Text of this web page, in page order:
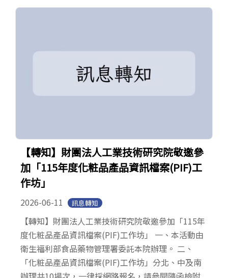
【轉知】財團法人工業技術研究院敬邀參
加「115年度化粧品產品資訊檔案(PIF)工
作坊」
2026-06-11 訊息轉知
【轉知】財團法人工業技術研究院敬邀參加「115年
度化粧品產品資訊檔案(PIF)工作坊」 一、本活動由
衛生福利部食品藥物管理署委託本院辦理。 二、
「化粧品產品資訊檔案(PIF)工作坊」分北、中及南